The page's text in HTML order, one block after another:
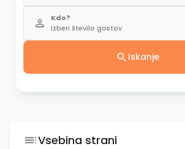
Kdo?
Izberi število gostov
Iskanje
Vsebina strani